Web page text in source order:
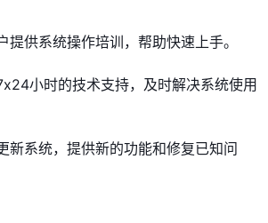
提供系统操作培训，帮助快速上手。
小时的技术支持，及时解决系统使用
新系统，提供新的功能和修复已知问